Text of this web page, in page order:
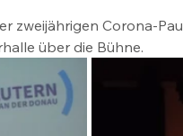
zweijährigen Corona-
über die Bühne.